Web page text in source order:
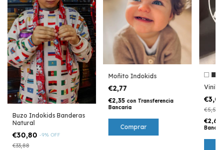
Buzo Indokids Banderas
Natural
€30,80 -9% OFF
€33,88
Moñito Indokids
€2,77
€2,35 con Transferencia
Bancaria
Comprar
Vinilo
€5,54
€2,62